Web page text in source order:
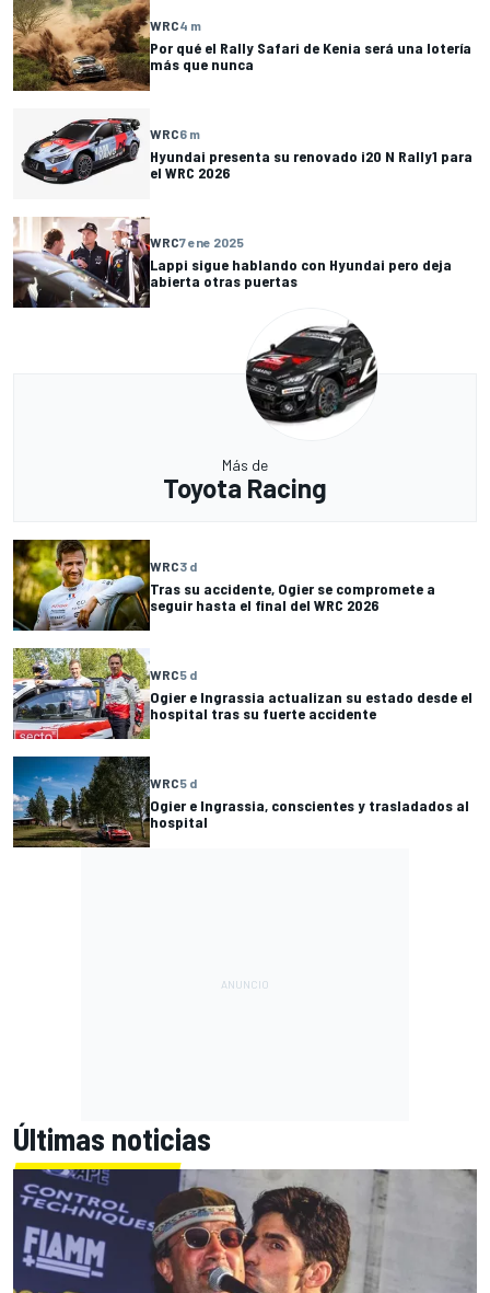
WRC4 m
Por qué el Rally Safari de Kenia será una lotería
más que nunca
WRC6 m
Hyundai presenta su renovado i20 N Rally1 para
el WRC 2026
WRC7 ene 2025
Lappi sigue hablando con Hyundai pero deja
abierta otras puertas
Más de
Toyota Racing
WRC3 d
Tras su accidente, Ogier se compromete a
seguir hasta el final del WRC 2026
WRC5 d
Ogier e Ingrassia actualizan su estado desde el
hospital tras su fuerte accidente
WRC5 d
Ogier e Ingrassia, conscientes y trasladados al
hospital
Últimas noticias